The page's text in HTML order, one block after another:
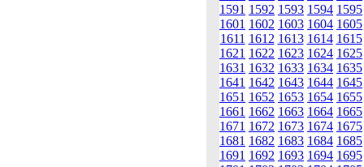
1591 1592 1593 1594 1595
1601 1602 1603 1604 1605
1611 1612 1613 1614 1615
1621 1622 1623 1624 1625
1631 1632 1633 1634 1635
1641 1642 1643 1644 1645
1651 1652 1653 1654 1655
1661 1662 1663 1664 1665
1671 1672 1673 1674 1675
1681 1682 1683 1684 1685
1691 1692 1693 1694 1695